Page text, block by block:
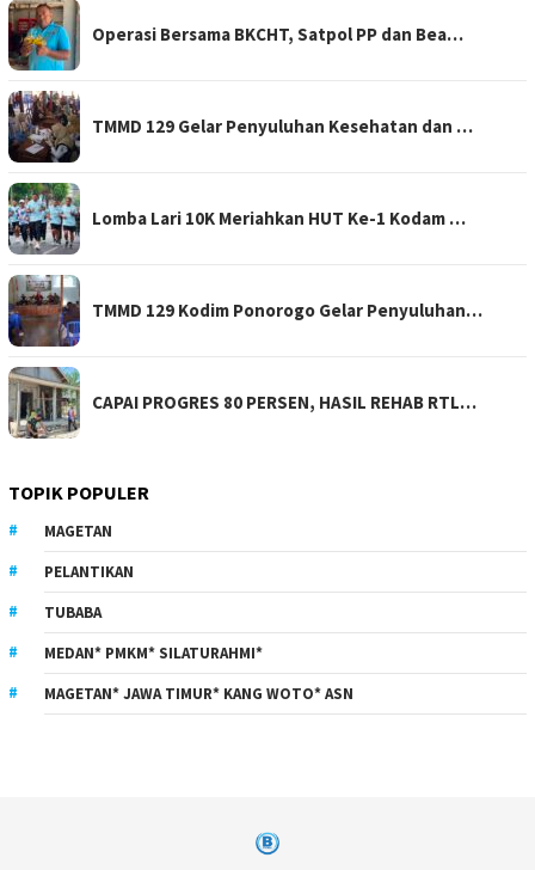
Operasi Bersama BKCHT, Satpol PP dan Bea…
TMMD 129 Gelar Penyuluhan Kesehatan dan …
Lomba Lari 10K Meriahkan HUT Ke-1 Kodam …
TMMD 129 Kodim Ponorogo Gelar Penyuluhan…
CAPAI PROGRES 80 PERSEN, HASIL REHAB RTL…
TOPIK POPULER
MAGETAN
PELANTIKAN
TUBABA
MEDAN* PMKM* SILATURAHMI*
MAGETAN* JAWA TIMUR* KANG WOTO* ASN